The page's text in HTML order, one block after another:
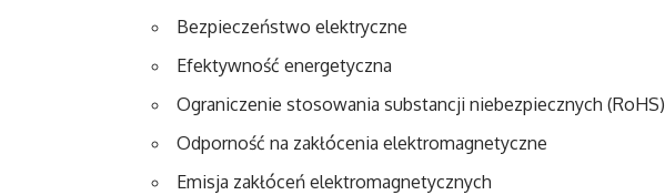
Bezpieczeństwo elektryczne
Efektywność energetyczna
Ograniczenie stosowania substancji niebezpiecznych (RoHS)
Odporność na zakłócenia elektromagnetyczne
Emisja zakłóceń elektromagnetycznych